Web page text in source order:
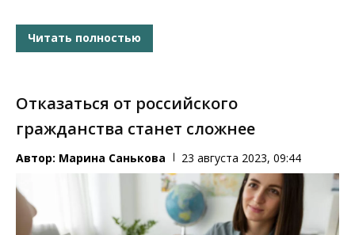
Читать полностью
Отказаться от российского
гражданства станет сложнее
Автор: Марина Санькова 23 августа 2023, 09:44